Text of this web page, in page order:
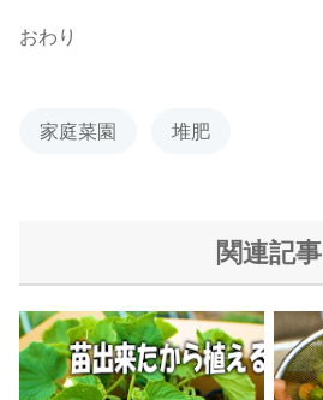
おわり
家庭菜園 堆肥
関連記事